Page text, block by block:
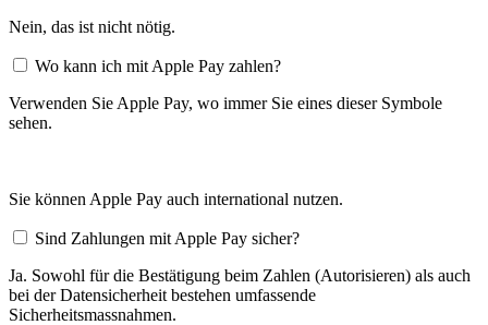
Nein, das ist nicht nötig.
Wo kann ich mit Apple Pay zahlen?
Verwenden Sie Apple Pay, wo immer Sie eines dieser Symbole
sehen.
Sie können Apple Pay auch international nutzen.
Sind Zahlungen mit Apple Pay sicher?
Ja. Sowohl für die Bestätigung beim Zahlen (Autorisieren) als auch
bei der Datensicherheit bestehen umfassende
Sicherheitsmassnahmen.